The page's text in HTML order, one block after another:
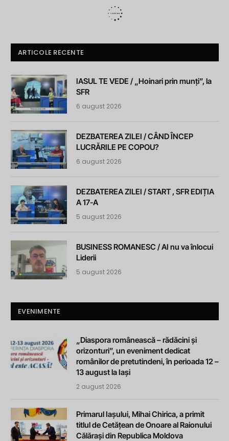
ARTICOLE RECENTE
IASUL TE VEDE / „Hoinari prin munți”, la
SFR
6 august 2026
DEZBATEREA ZILEI / CÂND ÎNCEP
LUCRĂRILE PE COPOU?
6 august 2026
DEZBATEREA ZILEI / START , SFR EDIȚIA
A 17-A
5 august 2026
BUSINESS ROMANESC / AI nu va înlocui
Liderii
5 august 2026
EVENIMENTE
„Diaspora românească – rădăcini și
orizonturi”, un eveniment dedicat
românilor de pretutindeni, în perioada 12 –
13 august la Iași
2 august 2026
Primarul Iașului, Mihai Chirica, a primit
titlul de Cetățean de Onoare al Raionului
Călărași din Republica Moldova